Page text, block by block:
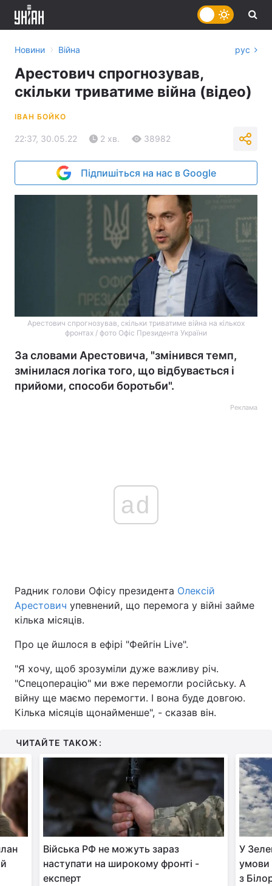
Головна Війна
Україна
Економіка Світ
Спорт
Техно і зв'язок Лайт
Здоров'я Туризм
Цікавинки Погода
Екологія Регіони
Лонгріди
Відео з Youtube
Новини › Війна рус
Арестович спрогнозував,
скільки триватиме війна (відео)
ІВАН БОЙКО
22:37, 30.05.22 2 хв. 38982
Підпишіться на нас в Google
Арестович спрогнозував, скільки триватиме війна на кількох
фронтах / фото Офіс Президента України
За словами Арестовича, "змінився темп,
змінилася логіка того, що відбувається і
прийоми, способи боротьби".
Реклама
ad
Радник голови Офісу президента Олексій
Арестович упевнений, що перемога у війні займе
кілька місяців.
Про це йшлося в ефірі "Фейгін Live".
"Я хочу, щоб зрозуміли дуже важливу річ.
"Спецоперацію" ми вже перемогли російську. А
війну ще маємо перемогти. І вона буде довгою.
Кілька місяців щонайменше", - сказав він.
ЧИТАЙТЕ ТАКОЖ:
Війська РФ не можуть зараз
наступати на широкому фронті -
експерт
У
умови
з